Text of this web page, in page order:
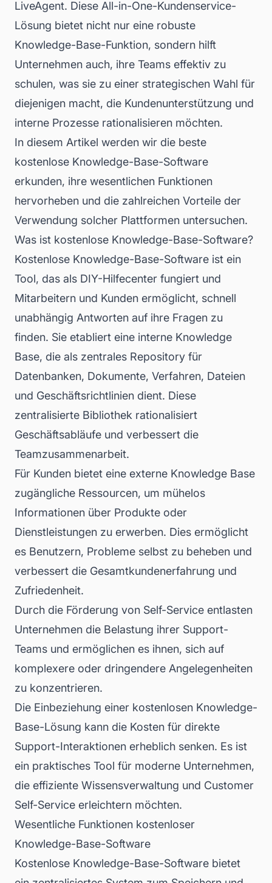
LiveAgent. Diese All-in-One-Kundenservice-
Lösung bietet nicht nur eine robuste
Knowledge-Base-Funktion, sondern hilft
Unternehmen auch, ihre Teams effektiv zu
schulen, was sie zu einer strategischen Wahl für
diejenigen macht, die Kundenunterstützung und
interne Prozesse rationalisieren möchten.
In diesem Artikel werden wir die beste
kostenlose Knowledge-Base-Software
erkunden, ihre wesentlichen Funktionen
hervorheben und die zahlreichen Vorteile der
Verwendung solcher Plattformen untersuchen.
Was ist kostenlose Knowledge-Base-Software?
Kostenlose Knowledge-Base-Software ist ein
Tool, das als DIY-Hilfecenter fungiert und
Mitarbeitern und Kunden ermöglicht, schnell
unabhängig Antworten auf ihre Fragen zu
finden. Sie etabliert eine interne Knowledge
Base, die als zentrales Repository für
Datenbanken, Dokumente, Verfahren, Dateien
und Geschäftsrichtlinien dient. Diese
zentralisierte Bibliothek rationalisiert
Geschäftsabläufe und verbessert die
Teamzusammenarbeit.
Für Kunden bietet eine externe Knowledge Base
zugängliche Ressourcen, um mühelos
Informationen über Produkte oder
Dienstleistungen zu erwerben. Dies ermöglicht
es Benutzern, Probleme selbst zu beheben und
verbessert die Gesamtkundenerfahrung und
Zufriedenheit.
Durch die Förderung von Self-Service entlasten
Unternehmen die Belastung ihrer Support-
Teams und ermöglichen es ihnen, sich auf
komplexere oder dringendere Angelegenheiten
zu konzentrieren.
Die Einbeziehung einer kostenlosen Knowledge-
Base-Lösung kann die Kosten für direkte
Support-Interaktionen erheblich senken. Es ist
ein praktisches Tool für moderne Unternehmen,
die effiziente Wissensverwaltung und Customer
Self-Service erleichtern möchten.
Wesentliche Funktionen kostenloser
Knowledge-Base-Software
Kostenlose Knowledge-Base-Software bietet